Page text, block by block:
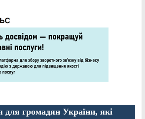
для громадян України, які